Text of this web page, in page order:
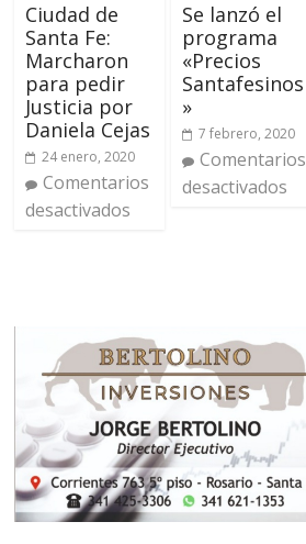
Ciudad de
Santa Fe:
Marcharon
para pedir
Justicia por
Daniela Cejas
24 enero, 2020
Comentarios
desactivados
Se lanzó el
programa
«Precios
Santafesinos
»
7 febrero, 2020
Comentarios
desactivados